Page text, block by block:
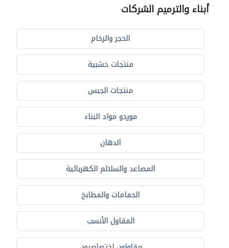
أبناء والترميم الشركات
الحجر والرخام
منتجات خشبية
منتجات الجبس
موردو مواد البناء
الدهان
المصاعد والسلالم الكهربائية
الحمامات والمطابخ
المقاول الأنسب